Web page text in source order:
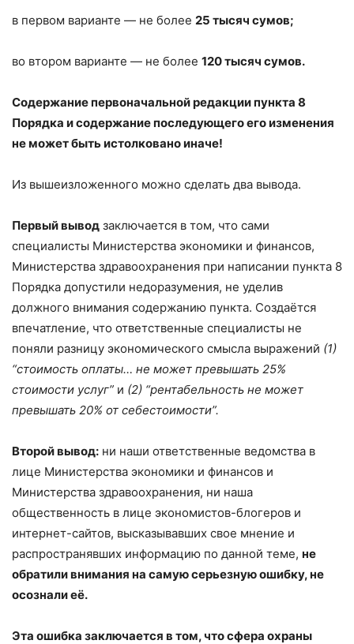
в первом варианте — не более 25 тысяч сумов;
во втором варианте — не более 120 тысяч сумов.
Содержание первоначальной редакции пункта 8
Порядка и содержание последующего его изменения
не может быть истолковано иначе!
Из вышеизложенного можно сделать два вывода.
Первый вывод заключается в том, что сами
специалисты Министерства экономики и финансов,
Министерства здравоохранения при написании пункта 8
Порядка допустили недоразумения, не уделив
должного внимания содержанию пункта. Создаётся
впечатление, что ответственные специалисты не
поняли разницу экономического смысла выражений (1)
“стоимость оплаты… не может превышать 25%
стоимости услуг” и (2) “рентабельность не может
превышать 20% от себестоимости”.
Второй вывод: ни наши ответственные ведомства в
лице Министерства экономики и финансов и
Министерства здравоохранения, ни наша
общественность в лице экономистов-блогеров и
интернет-сайтов, высказывавших свое мнение и
распространявших информацию по данной теме, не
обратили внимания на самую серьезную ошибку, не
осознали её.
Эта ошибка заключается в том, что сфера охраны